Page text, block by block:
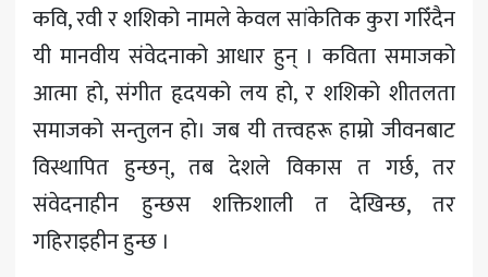
कवि, रवी र शशिको नामले केवल सांकेतिक कुरा गरिँदैन
यी मानवीय संवेदनाको आधार हुन् । कविता समाजको
आत्मा हो, संगीत हृदयको लय हो, र शशिको शीतलता
समाजको सन्तुलन हो। जब यी तत्त्वहरू हाम्रो जीवनबाट
विस्थापित हुन्छन्, तब देशले विकास त गर्छ, तर
संवेदनाहीन हुन्छस शक्तिशाली त देखिन्छ, तर
गहिराइहीन हुन्छ ।